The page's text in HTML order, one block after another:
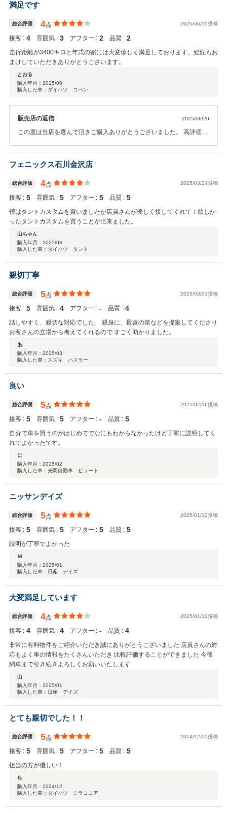
満足です
総合評価 4点 2025/06/15投稿
接客 : 4 雰囲気 : 3 アフター : 2 品質 : 2
走行距離が3400キロと年式の割には大変珍しく満足しております。総額もお
まけしていただきありがとうございます。
とおる
購入年月： 2025/06
購入した車：ダイハツ コペン
販売店の返信 2025/06/20
この度は当店を選んで頂きご購入ありがとうございました。 高評価も
フェニックス石川金沢店
総合評価 4点 2025/03/24投稿
接客 : 5 雰囲気 : 5 アフター : 5 品質 : 5
僕はタントカスタムを買いましたが店員さんが優しく接してくれて！欲しか
ったタントカスタムを買うことが出来ました。
山ちゃん
購入年月： 2025/03
購入した車：ダイハツ タント
親切丁寧
総合評価 5点 2025/03/01投稿
接客 : 5 雰囲気 : 4 アフター : ‐ 品質 : 4
話しやすく、親切な対応でした。 親身に、最善の策などを提案してくださり
お客さんの立場から考えてくれるので すごく助かりました。
あ
購入年月： 2025/03
購入した車：スズキ ハスラー
良い
総合評価 5点 2025/02/16投稿
接客 : 5 雰囲気 : 5 アフター : ‐ 品質 : 5
自分で車を買うのがはじめてでなにもわからなかったけど丁寧に説明してく
れてよかったです。
に
購入年月： 2025/02
購入した車：光岡自動車 ビュート
ニッサンデイズ
総合評価 5点 2025/01/12投稿
接客 : 5 雰囲気 : 5 アフター : 5 品質 : 5
説明が丁寧でよかった
Ｍ
購入年月： 2025/01
購入した車：日産 デイズ
大変満足しています
総合評価 4点 2025/01/12投稿
接客 : 4 雰囲気 : 4 アフター : ‐ 品質 : 4
非常に有料物件をご紹介いただき誠にありがとうございました 店員さんの対
応もよく車の情報をたくさんいただき 比較評価することができました 今後
納車まで引き続きよろしくお願いいたします
山
購入年月： 2025/01
購入した車：日産 デイズ
とても親切でした！！
総合評価 5点 2024/12/05投稿
接客 : 5 雰囲気 : 5 アフター : 5 品質 : 5
担当の方が優しい！
ら
購入年月： 2024/12
購入した車：ダイハツ ミラココア